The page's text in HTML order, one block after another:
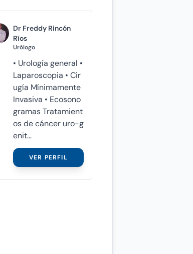
Dr Freddy Rincón
Ríos
Urólogo
• Urología general •
Laparoscopia • Cir
ugía Mínimamente
Invasiva • Ecosono
gramas Tratamient
os de cáncer uro-g
enit...
VER PERFIL